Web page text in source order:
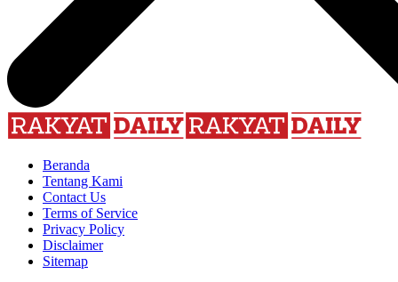
Beranda
Tentang Kami
Contact Us
Terms of Service
Privacy Policy
Disclaimer
Sitemap